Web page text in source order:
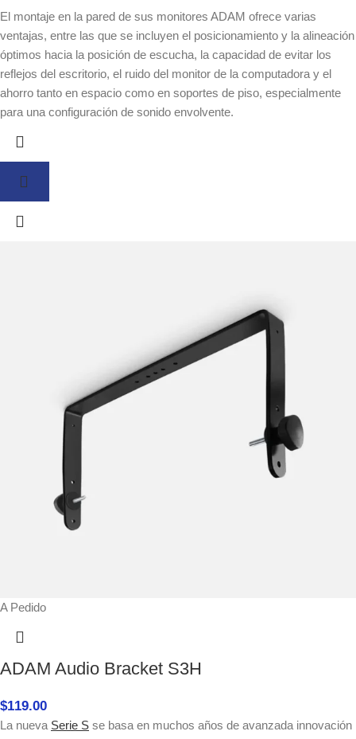
El montaje en la pared de sus monitores ADAM ofrece varias
ventajas, entre las que se incluyen el posicionamiento y la alineación
óptimos hacia la posición de escucha, la capacidad de evitar los
reflejos del escritorio, el ruido del monitor de la computadora y el
ahorro tanto en espacio como en soportes de piso, especialmente
para una configuración de sonido envolvente.
A Pedido
ADAM Audio Bracket S3H
$119.00
La nueva Serie S se basa en muchos años de avanzada innovación